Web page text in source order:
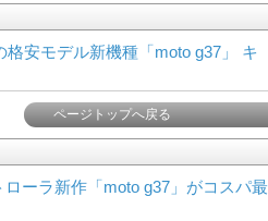
安モデル新機種「moto g37」 キ
ページトップへ戻る
ーラ新作「moto g37」がコスパ最